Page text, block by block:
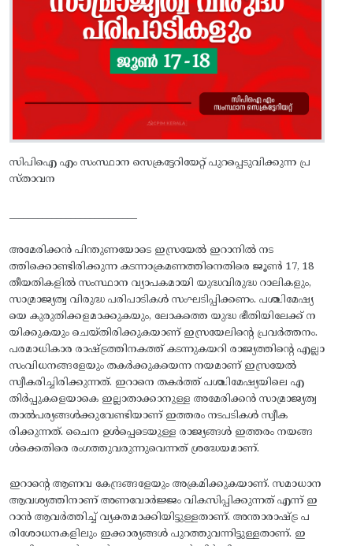
സിപിഐ എം സംസ്ഥാന സെക്രട്ടേറിയേറ്റ്‌ പുറപ്പെടുവിക്കുന്ന പ്ര
സ്താവന
അമേരിക്കന്‍ പിന്തുണയോടെ ഇസ്രയേല്‍ ഇറാനില്‍ നട
ത്തിക്കൊണ്ടിരിക്കുന്ന കടന്നാക്രമണത്തിനെതിരെ ജൂണ്‍ 17, 18
തീയതികളില്‍ സംസ്ഥാന വ്യാപകമായി യുദ്ധവിരുദ്ധ റാലികളും,
സാമ്രാജ്യത്വ വിരുദ്ധ പരിപാടികള്‍ സംഘടിപ്പിക്കണം. പശ്ചിമേഷ്യ
യെ കുരുതിക്കളമാക്കുകയും, ലോകത്തെ യുദ്ധ ഭീതിയിലേക്ക്‌ ന
യിക്കുകയും ചെയ്‌തിരിക്കുകയാണ്‌ ഇസ്രയേലിന്റെ പ്രവര്‍ത്തനം.
പരമാധികാര രാഷ്‌ട്രത്തിനകത്ത്‌ കടന്നുകയറി രാജ്യത്തിന്റെ എല്ലാ
സംവിധനങ്ങളേയും തകര്‍ക്കുകയെന്ന നയമാണ്‌ ഇസ്രയേല്‍
സ്വീകരിച്ചിരിക്കുന്നത്‌. ഇറാനെ തകര്‍ത്ത്‌ പശ്ചിമേഷ്യയിലെ എ
തിര്‍പ്പുകളെയാകെ ഇല്ലാതാക്കാനുള്ള അമേരിക്കന്‍ സാമ്രാജ്യത്വ
താല്‍പര്യങ്ങള്‍ക്കുവേണ്ടിയാണ്‌ ഇത്തരം നടപടികള്‍ സ്വീക
രിക്കുന്നത്‌. ചൈന ഉള്‍പ്പെടെയുള്ള രാജ്യങ്ങള്‍ ഇത്തരം നയങ്ങ
ള്‍ക്കെതിരെ രംഗത്തുവരുന്നുവെന്നത്‌ ശ്രദ്ധേയമാണ്‌.
ഇറാന്റെ ആണവ കേന്ദ്രങ്ങളേയും അക്രമിക്കുകയാണ്‌. സമാധാന
ആവശ്യത്തിനാണ്‌ അണവോര്‍ജ്ജം വികസിപ്പിക്കുന്നത്‌ എന്ന്‌ ഇ
റാന്‍ ആവര്‍ത്തിച്ച്‌ വ്യക്തമാക്കിയിട്ടുള്ളതാണ്‌. അന്താരാഷ്‌ട്ര പ
രിശോധനകളിലും ഇക്കാര്യങ്ങള്‍ പുറത്തുവന്നിട്ടുള്ളതാണ്‌. ഇ